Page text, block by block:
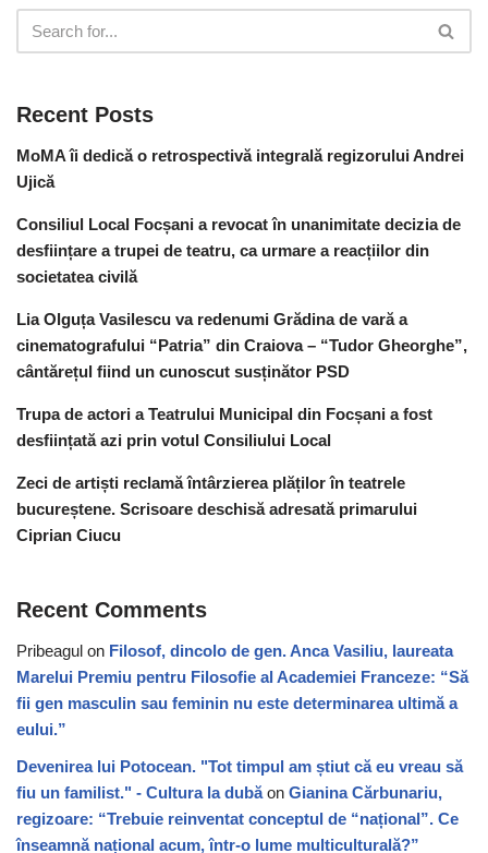
Recent Posts
MoMA îi dedică o retrospectivă integrală regizorului Andrei
Ujică
Consiliul Local Focșani a revocat în unanimitate decizia de
desființare a trupei de teatru, ca urmare a reacțiilor din
societatea civilă
Lia Olguța Vasilescu va redenumi Grădina de vară a
cinematografului “Patria” din Craiova – “Tudor Gheorghe”,
cântărețul fiind un cunoscut susținător PSD
Trupa de actori a Teatrului Municipal din Focșani a fost
desființată azi prin votul Consiliului Local
Zeci de artiști reclamă întârzierea plăților în teatrele
bucureștene. Scrisoare deschisă adresată primarului
Ciprian Ciucu
Recent Comments
Pribeagul on Filosof, dincolo de gen. Anca Vasiliu, laureata
Marelui Premiu pentru Filosofie al Academiei Franceze: “Să
fii gen masculin sau feminin nu este determinarea ultimă a
eului.”
Devenirea lui Potocean. "Tot timpul am știut că eu vreau să
fiu un familist." - Cultura la dubăon Gianina Cărbunariu,
regizoare: “Trebuie reinventat conceptul de “național”. Ce
înseamnă național acum, într-o lume multiculturală?”